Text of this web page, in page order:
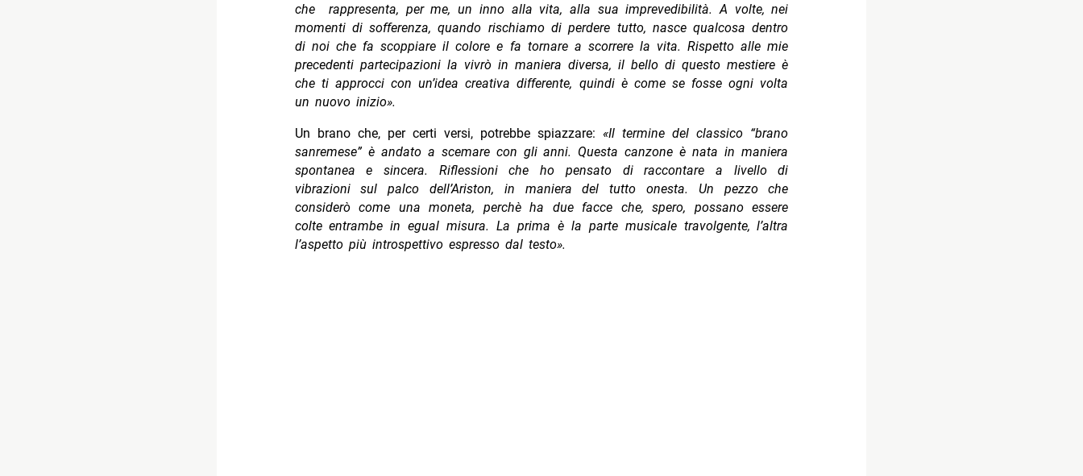
che rappresenta, per me, un inno alla vita, alla sua imprevedibilità. A volte, nei
momenti di sofferenza, quando rischiamo di perdere tutto, nasce qualcosa dentro
di noi che fa scoppiare il colore e fa tornare a scorrere la vita. Rispetto alle mie
precedenti partecipazioni la vivrò in maniera diversa, il bello di questo mestiere è
che ti approcci con un’idea creativa differente, quindi è come se fosse ogni volta
un nuovo inizio».
Un brano che, per certi versi, potrebbe spiazzare:«Il termine del classico “brano
sanremese” è andato a scemare con gli anni. Questa canzone è nata in maniera
spontanea e sincera. Riflessioni che ho pensato di raccontare a livello di
vibrazioni sul palco dell’Ariston, in maniera del tutto onesta. Un pezzo che
considerò come una moneta, perchè ha due facce che, spero, possano essere
colte entrambe in egual misura. La prima è la parte musicale travolgente, l’altra
l’aspetto più introspettivo espresso dal testo».